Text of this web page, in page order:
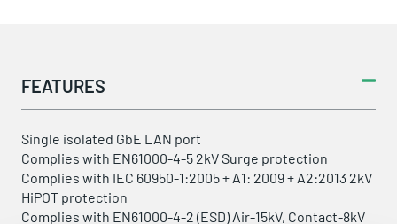
FEATURES
Single isolated GbE LAN port
Complies with EN61000-4-5 2kV Surge protection
Complies with IEC 60950-1:2005 + A1: 2009 + A2:2013 2kV
HiPOT protection
Complies with EN61000-4-2 (ESD) Air-15kV, Contact-8kV